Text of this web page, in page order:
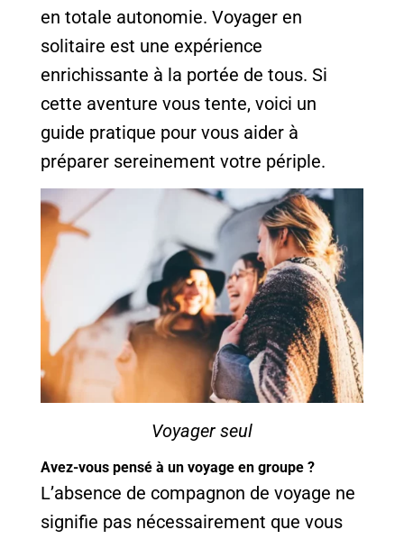
en totale autonomie. Voyager en
solitaire est une expérience
enrichissante à la portée de tous. Si
cette aventure vous tente, voici un
guide pratique pour vous aider à
préparer sereinement votre périple.
Voyager seul
Avez-vous pensé à un voyage en groupe ?
L’absence de compagnon de voyage ne
signifie pas nécessairement que vous